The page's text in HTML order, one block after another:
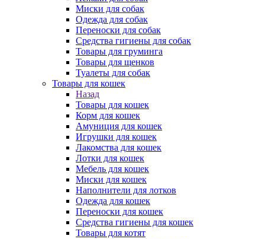
Миски для собак
Одежда для собак
Переноски для собак
Средства гигиены для собак
Товары для груминга
Товары для щенков
Туалеты для собак
Товары для кошек
Назад
Товары для кошек
Корм для кошек
Амуниция для кошек
Игрушки для кошек
Лакомства для кошек
Лотки для кошек
Мебель для кошек
Миски для кошек
Наполнители для лотков
Одежда для кошек
Переноски для кошек
Средства гигиены для кошек
Товары для котят